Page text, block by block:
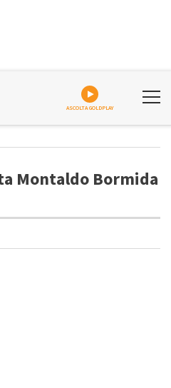
ASCOLTA GOLDPLAY
Montaldo Bormida